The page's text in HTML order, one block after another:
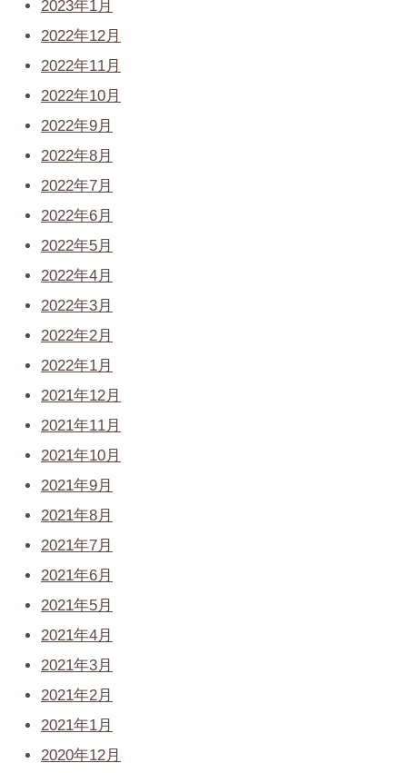
2023年1月
2022年12月
2022年11月
2022年10月
2022年9月
2022年8月
2022年7月
2022年6月
2022年5月
2022年4月
2022年3月
2022年2月
2022年1月
2021年12月
2021年11月
2021年10月
2021年9月
2021年8月
2021年7月
2021年6月
2021年5月
2021年4月
2021年3月
2021年2月
2021年1月
2020年12月